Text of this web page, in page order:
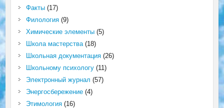
Факты(17)
Филология(9)
Химические элементы(5)
Школа мастерства(18)
Школьная документация(26)
Школьному психологу(11)
Электронный журнал (57)
Энергосбережение(4)
Этимология(16)